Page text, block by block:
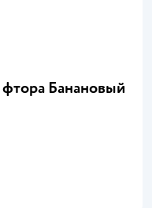
фтора Банановый